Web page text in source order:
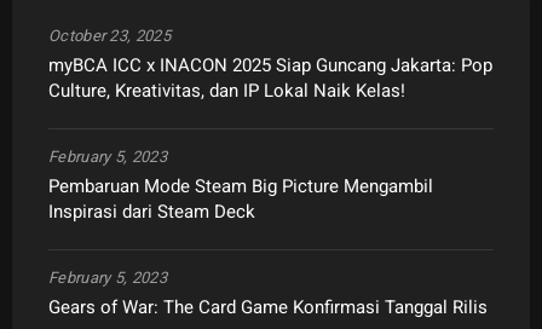
myBCA ICC x INACON 2025 Siap Guncang Jakarta: Pop
Culture, Kreativitas, dan IP Lokal Naik Kelas!
October 23, 2025
Pembaruan Mode Steam Big Picture Mengambil
Inspirasi dari Steam Deck
February 5, 2023
Gears of War: The Card Game Konfirmasi Tanggal Rilis
February 5, 2023